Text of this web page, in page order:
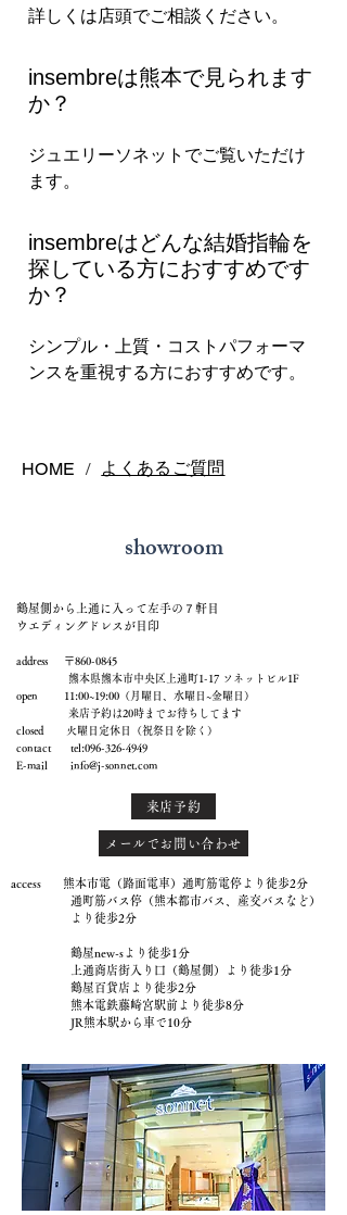
詳しくは店頭でご相談ください。
insembreは熊本で見られます
か？
ジュエリーソネットでご覧いただけ
ます。
insembreはどんな結婚指輪を
探している方におすすめです
か？
シンプル・上質・コストパフォーマ
ンスを重視する方におすすめです。
HOME / よくあるご質問
showroom
鶴屋側から上通に入って左手の７軒目
ウエディングドレスが目印
address 〒860-0845
熊本県熊本市中央区上通町1-17 ソネットビル1F
open 11:00~19:00（月曜日、水曜日~金曜日）
来店予約は20時までお待ちしてます
closed 火曜日定休日（祝祭日を除く）
contact tel:096-326-4949
E-mail info@j-sonnet.com
来店予約
メールでお問い合わせ
access 熊本市電（路面電車）通町筋電停より徒歩2分
通町筋バス停（熊本都市バス、産交バスなど）
より徒歩2分
鶴屋new-sより徒歩1分
上通商店街入り口（鶴屋側）より徒歩1分
鶴屋百貨店より徒歩2分
熊本電鉄藤崎宮駅前より徒歩8分
JR熊本駅から車で10分